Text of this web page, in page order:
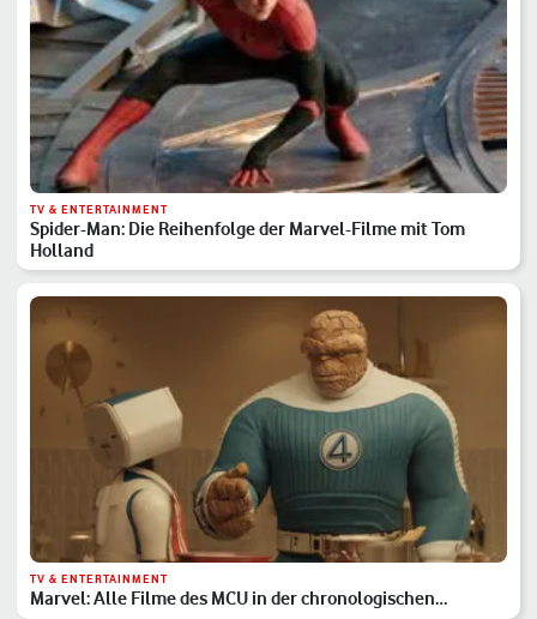
TV & ENTERTAINMENT
Spider-Man: Die Reihenfolge der Marvel-Filme mit Tom
Holland
TV & ENTERTAINMENT
Marvel: Alle Filme des MCU in der chronologischen